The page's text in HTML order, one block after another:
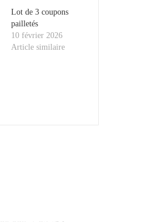
Lot de 3 coupons
pailletés
10 février 2026
Article similaire